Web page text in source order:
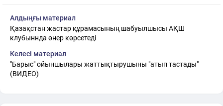
Алдыңғы материал
Қазақстан жастар құрамасының шабуылшысы АҚШ
клубыннда өнер көрсетеді
Келесі материал
"Барыс" ойыншылары жаттықтырушыны "атып тастады"
(ВИДЕО)